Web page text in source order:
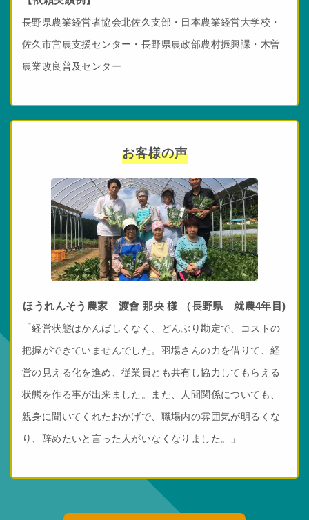
長野県農業経営者協会北佐久支部・日本農業経営大学校・
佐久市営農支援センター・長野県農政部農村振興課・木曽
農業改良普及センター
お客様の声
ほうれんそう農家 渡會 那央 様 （長野県 就農4年目)
「経営状態はかんばしくなく、どんぶり勘定で、コストの
把握ができていませんでした。羽場さんの力を借りて、経
営の見える化を進め、従業員とも共有し協力してもらえる
状態を作る事が出来ました。また、人間関係についても、
親身に聞いてくれたおかげで、職場内の雰囲気が明るくな
り、辞めたいと言った人がいなくなりました。」